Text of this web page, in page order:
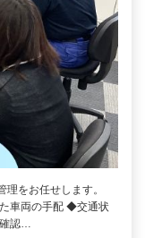
理をお任せします。
車両の手配 ◆交通状
認…